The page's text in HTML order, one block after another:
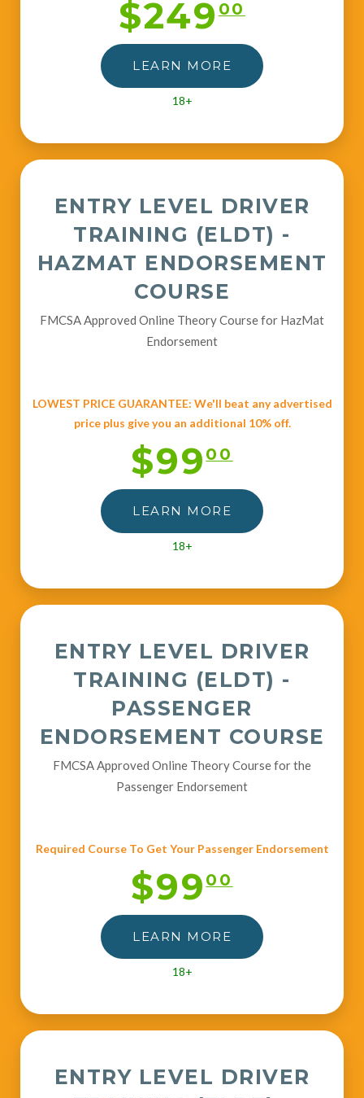
$24900
LEARN MORE
18+
ENTRY LEVEL DRIVER
TRAINING (ELDT) -
HAZMAT ENDORSEMENT
COURSE
FMCSA Approved Online Theory Course for HazMat
Endorsement
LOWEST PRICE GUARANTEE: We'll beat any advertised
price plus give you an additional 10% off.
$9900
LEARN MORE
18+
ENTRY LEVEL DRIVER
TRAINING (ELDT) -
PASSENGER
ENDORSEMENT COURSE
FMCSA Approved Online Theory Course for the
Passenger Endorsement
Required Course To Get Your Passenger Endorsement
$9900
LEARN MORE
18+
ENTRY LEVEL DRIVER